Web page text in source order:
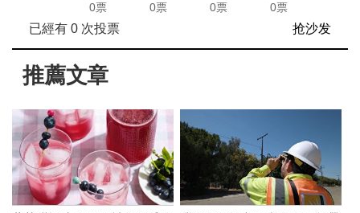
0票 0票 0票 0票
已經有 0次投票 抢沙发
推薦文章